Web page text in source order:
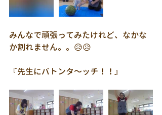
みんなで頑張ってみたけれど、なかな
か割れません。。😥😥
『先生にバトンタ～ッチ！！』